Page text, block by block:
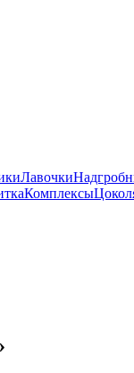
Лавочки
Комплексы